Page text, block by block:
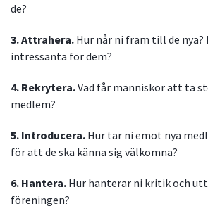
de?
3. Attrahera. Hur når ni fram till de nya?
intressanta för dem?
4. Rekrytera.Vad får människor att ta
medlem?
5. Introducera. Hur tar ni emot nya
för att de ska känna sig välkomna?
6. Hantera. Hur hanterar ni kritik och
föreningen?